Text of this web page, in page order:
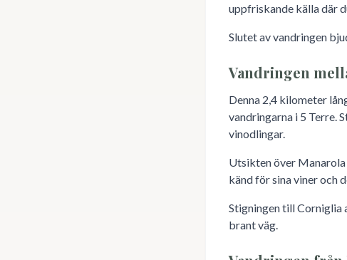
uppfriskande källa där
Slutet av vandringen
Vandringen
Denna 2,4 kilometer
vandringarna i 5 Terre.
vinodlingar.
Utsikten över Manarola
känd för sina viner och
Stigningen till Corniglia
brant väg.